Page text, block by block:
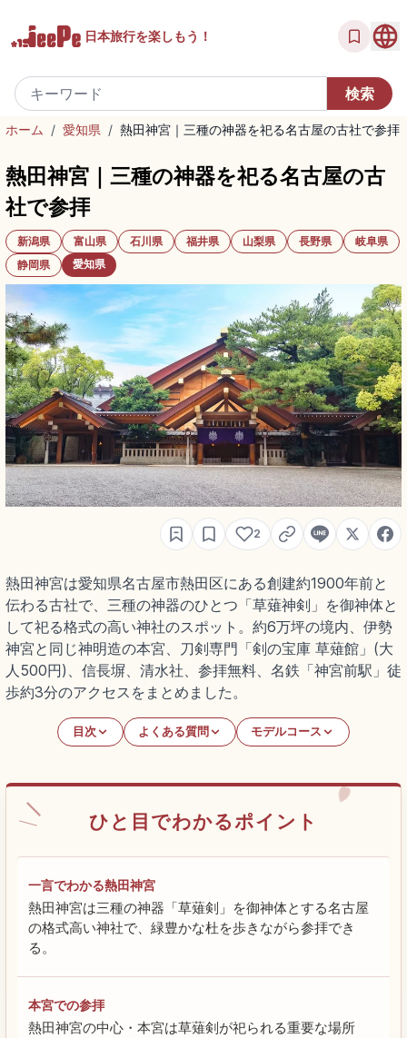
日本旅行を楽しもう！
ホーム / 愛知県 / 熱田神宮｜三種の神器を祀る名古屋の古社で参拝
熱田神宮｜三種の神器を祀る名古屋の古
社で参拝
新潟県 富山県 石川県 福井県 山梨県 長野県
岐阜県
静岡県
愛知県
2
熱田神宮は愛知県名古屋市熱田区にある創建約1900年前と
伝わる古社で、三種の神器のひとつ「草薙神剣」を御神体と
して祀る格式の高い神社のスポット。約6万坪の境内、伊勢
神宮と同じ神明造の本宮、刀剣専門「剣の宝庫 草薙館」(大
人500円)、信長塀、清水社、参拝無料、名鉄「神宮前駅」徒
歩約3分のアクセスをまとめました。
目次 よくある質問 モデルコース
ひと目でわかるポイント
一言でわかる熱田神宮
熱田神宮は三種の神器「草薙剣」を御神体とする名古屋
の格式高い神社で、緑豊かな杜を歩きながら参拝でき
る。
本宮での参拝
熱田神宮の中心・本宮は草薙剣が祀られる重要な場所